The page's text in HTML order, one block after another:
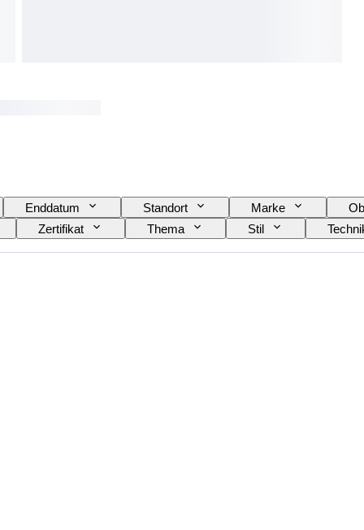
Enddatum Standort Marke
Zertifikat
Thema Stil
Verkauft von
Künstler Zuschreibung